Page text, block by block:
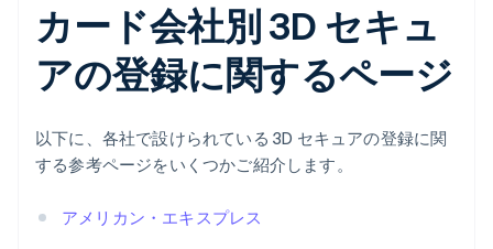
カード会社別 3D セキュ
アの登録に関するページ
以下に、各社で設けられている 3D セキュアの登録に関
する参考ページをいくつかご紹介します。
アメリカン・エキスプレス